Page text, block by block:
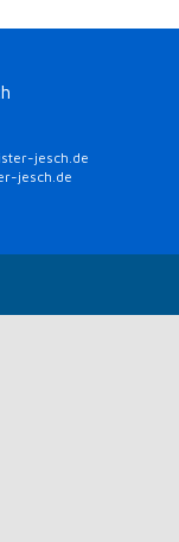
jesch.de
jesch.de